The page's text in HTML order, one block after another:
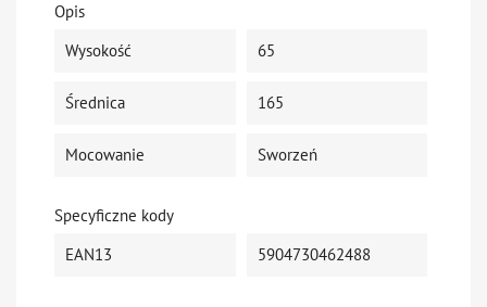
Opis
Wysokość
65
Średnica 165
Mocowanie Sworzeń
Specyficzne kody
EAN13
5904730462488